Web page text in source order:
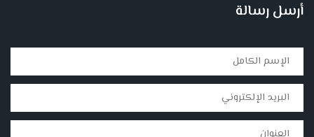
أرسل رسالة